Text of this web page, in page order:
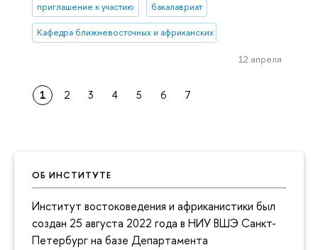
ОБ ИНСТИТУТЕ
Институт востоковедения и африканистики был
создан 25 августа 2022 года в НИУ ВШЭ Санкт-
Петербург на базе Департамента
приглашение к участию бакалавриат
Кафедра ближневосточных и африканских исследований
12 апреля
1 2 3 4 5 6 7